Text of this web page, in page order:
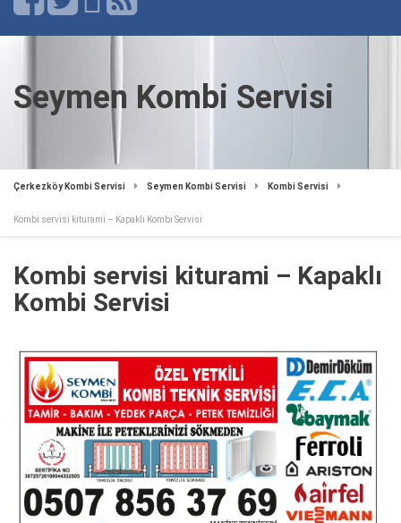
Seymen Kombi Servisi
Çerkezköy Kombi Servisi Seymen Kombi Servisi Kombi Servisi
Kombi servisi kiturami – Kapaklı Kombi Servisi
Kombi servisi kiturami – Kapaklı
Kombi Servisi